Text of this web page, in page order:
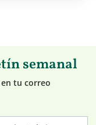
semanal
tu correo